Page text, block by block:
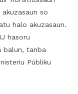
so
halo akuzasaun.
hasoru
balun, tanba
Públiku